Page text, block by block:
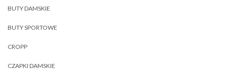
BUTY DAMSKIE
BUTY SPORTOWE
CROPP
CZAPKI DAMSKIE